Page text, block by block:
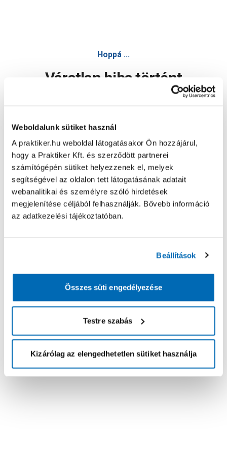
Weboldalunk sütiket használ
A praktiker.hu weboldal látogatásakor Ön hozzájárul,
hogy a Praktiker Kft. és szerződött partnerei
számítógépén sütiket helyezzenek el, melyek
segítségével az oldalon tett látogatásának adatait
webanalitikai és személyre szóló hirdetések
megjelenítése céljából felhasználják. Bővebb információ
az adatkezelési tájékoztatóban.
Beállítások
Összes süti engedélyezése
Testre szabás
Kizárólag az elengedhetetlen sütiket használja
Hoppá ...
Váratlan hiba történt
Oldal újratöltése